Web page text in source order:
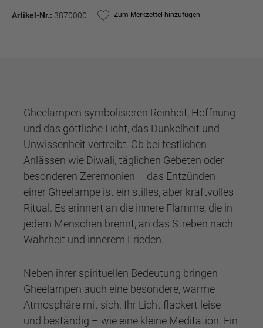
Artikel-Nr.: 3870000 Zum Merkzettel hinzufügen
Gheelampen symbolisieren Reinheit, Hoffnung
und das göttliche Licht, das Dunkelheit und
Unwissenheit vertreibt. Ob bei festlichen
Anlässen wie Diwali, täglichen Gebeten oder
besonderen Zeremonien – das Entzünden
einer Gheelampe ist ein stilles, aber kraftvolles
Ritual. Es erinnert an die innere Flamme, die in
jedem Menschen brennt, an das Streben nach
Wahrheit und innerem Frieden.
Neben ihrer spirituellen Bedeutung bringen
Gheelampen auch eine besondere, warme
Atmosphäre mit sich. Ihr Licht flackert leise
und beständig – wie eine kleine Meditation. Ein